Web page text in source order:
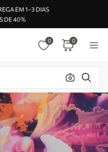
EM 1–3 DIAS
DE 40%
0 0